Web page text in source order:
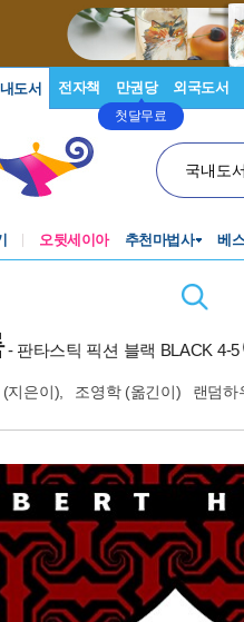
도서 전자책 만권당
첫달무료
외국도서
국내도
오뒷세이아 추천마법사 베
- 판타스틱 픽션 블랙 BLACK 4-5
(지은이), 조영학(옮긴이) 랜덤하